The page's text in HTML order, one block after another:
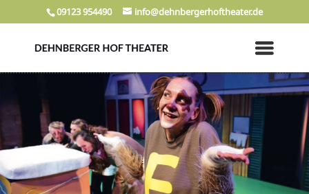
09123 954490 info@dehnbergerhoftheater.de